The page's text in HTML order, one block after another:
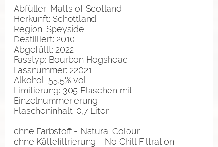
Abfüller: Malts of Scotland
Herkunft: Schottland
Region: Speyside
Destilliert: 2010
Abgefüllt: 2022
Fasstyp: Bourbon Hogshead
Fassnummer: 22021
Alkohol: 55,5% vol.
Limitierung: 305 Flaschen mit
Einzelnummerierung
Flascheninhalt: 0,7 Liter
ohne Farbstoff - Natural Colour
ohne Kältefiltrierung - No Chill Filtration